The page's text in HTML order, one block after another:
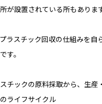
が設置されている所もありま
ラスチック回収の仕組みを自
す。
スチックの原料採取から、生産
ライフサイクル